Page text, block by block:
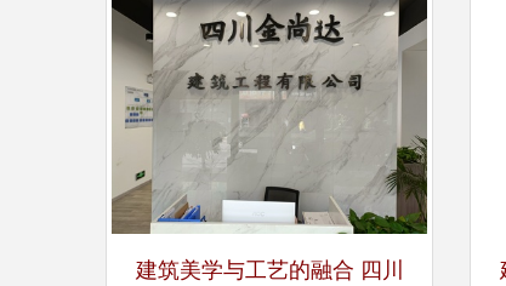
建筑美学与工艺的融合 四川